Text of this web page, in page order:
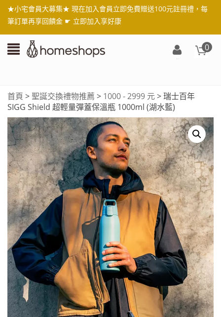
★小宅會員大募集★ 現在加入會員立即免費贈送100元註冊禮，每
筆訂單再享回饋金 ☛ 立即加入享好康
0
冊
首頁 >聖誕交換禮物推薦 > 1000 - 2999 元> 瑞士百年
SIGG Shield 超輕量彈蓋保溫瓶 1000ml (湖水藍)